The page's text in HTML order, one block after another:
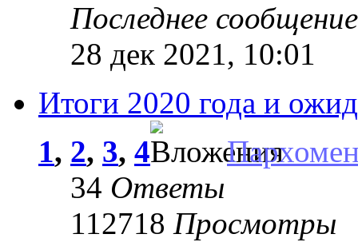
Последнее
28 дек 2021, 10:01
Итоги 2020 года и
1, 2, 3, 4
34 Ответы
112718 Просмотры